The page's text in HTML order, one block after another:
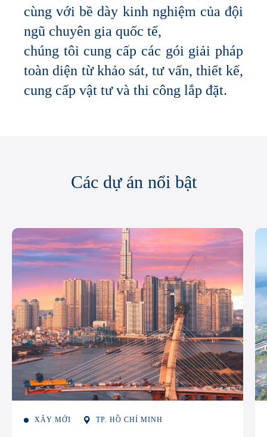
cùng với bề dày kinh nghiệm của đội
ngũ chuyên gia quốc tế,
chúng tôi cung cấp các gói giải pháp
toàn diện từ khảo sát, tư vấn, thiết kế,
cung cấp vật tư và thi công lắp đặt.
Các dự án nổi bật
XÂY MỚI TP. HỒ CHÍ MINH